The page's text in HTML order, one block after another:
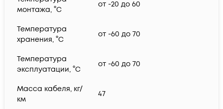
монтажа, °C
от -20 до 60
Температура
хранения, °C
от -60 до 70
Температура
эксплуатации, °C
от -60 до 70
Масса кабеля, кг/
км
47